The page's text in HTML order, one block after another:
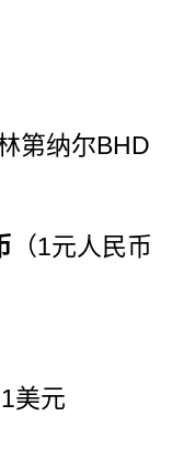
第纳尔BHD
（1元人民币
1美元